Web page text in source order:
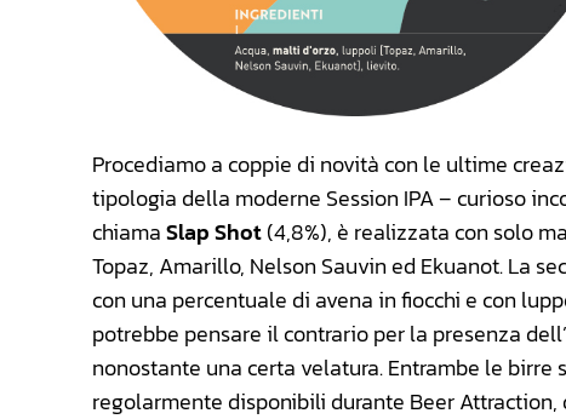
Procediamo a coppie di novità con le ultime
tipologia della moderne Session IPA – curioso
chiamaSlap Shot(4,8%), è realizzata con solo
Topaz, Amarillo, Nelson Sauvin ed Ekuanot. La
con una percentuale di avena in fiocchi e con
potrebbe pensare il contrario per la presenza
nonostante una certa velatura. Entrambe le
regolarmente disponibili durante Beer Attraction,